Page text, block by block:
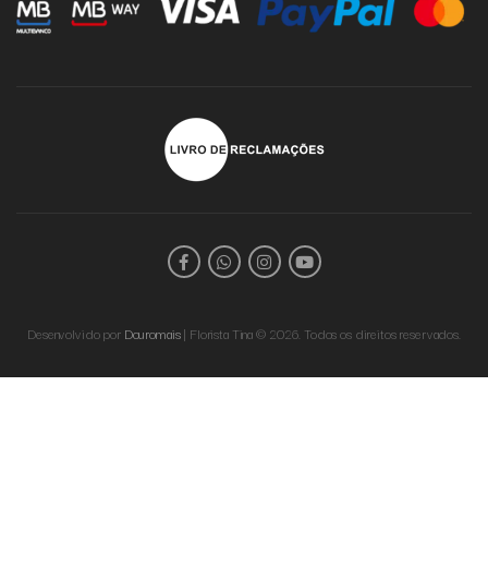
Desenvolvido por Douromais| Florista Tina © 2026. Todos os direitos reservados.